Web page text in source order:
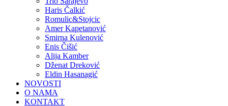
Haris Čalkić
Romulic&Stojcic
Amer Kapetanović
Smirna Kulenović
Enis Čišić
Alija Kamber
Dženat Dreković
Eldin Hasanagić
NOVOSTI
O NAMA
KONTAKT